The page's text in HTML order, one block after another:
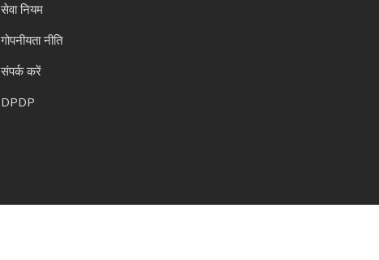
सेवा नियम
गोपनीयता नीति
संपर्क करें
DPDP